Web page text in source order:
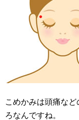
こめかみは頭痛な
ろなんですね。